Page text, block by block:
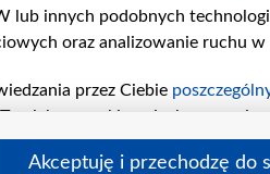
innych podobnych
oraz analizowanie ruchu w
przez Ciebie
wyszukiwaniach w
realizacji następujących celów i
profilu spersonalizowanych
Akceptuję i przechodzę do